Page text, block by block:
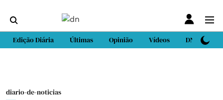
Edição Diária Últimas Opinião Vídeos DN Sport
diario-de-noticias